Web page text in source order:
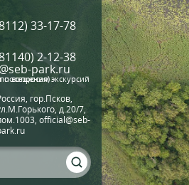
33-17-78
2-12-38
park.ru
вопросам экскурсий и посещения)
гор.Псков,
д.20/7,
official@seb-